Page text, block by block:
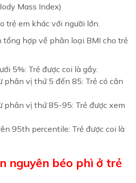
Mass Index)
trẻ em khác với người lớn.
tổng hợp về phân loại BMI cho trẻ
5%: Trẻ được coi là gầy.
phân vị thứ 5 đến 85: Trẻ có cân
phân vị thứ 85-95: Trẻ được xem
95th percentile: Trẻ được coi là
nguyên béo phì ở trẻ